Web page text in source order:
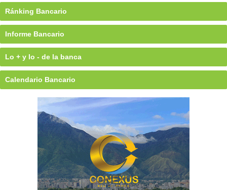
Ránking Bancario
Informe Bancario
Lo + y lo - de la banca
Calendario Bancario